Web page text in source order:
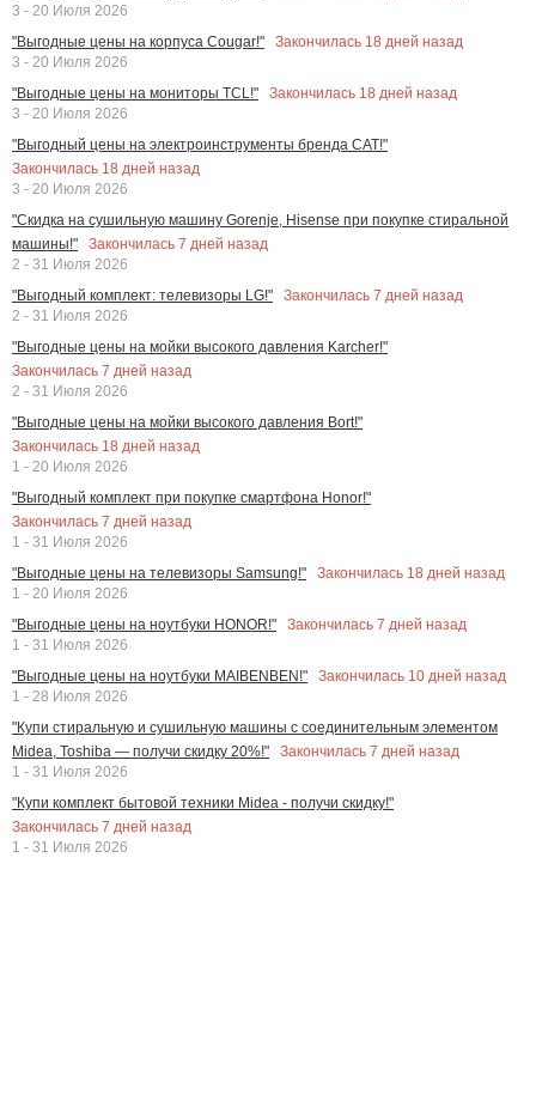
3 - 20 Июля 2026
"Выгодные цены на корпуса Cougar!"
Закончилась 18 дней назад
3 - 20 Июля 2026
"Выгодные цены на мониторы TCL!"
Закончилась 18 дней назад
3 - 20 Июля 2026
"Выгодный цены на электроинструменты бренда CAT!"
Закончилась 18 дней назад
3 - 20 Июля 2026
"Скидка на сушильную машину Gorenje, Hisense при покупке стиральной
машины!"
Закончилась 7 дней назад
2 - 31 Июля 2026
"Выгодный комплект: телевизоры LG!"
Закончилась 7 дней назад
2 - 31 Июля 2026
"Выгодные цены на мойки высокого давления Karcher!"
Закончилась 7 дней назад
2 - 31 Июля 2026
"Выгодные цены на мойки высокого давления Bort!"
Закончилась 18 дней назад
1 - 20 Июля 2026
"Выгодный комплект при покупке смартфона Honor!"
Закончилась 7 дней назад
1 - 31 Июля 2026
"Выгодные цены на телевизоры Samsung!"
Закончилась 18 дней назад
1 - 20 Июля 2026
"Выгодные цены на ноутбуки HONOR!"
Закончилась 7 дней назад
1 - 31 Июля 2026
"Выгодные цены на ноутбуки MAIBENBEN!"
Закончилась 10 дней назад
1 - 28 Июля 2026
"Купи стиральную и сушильную машины с соединительным элементом
Midea, Toshiba — получи скидку 20%!"
Закончилась 7 дней назад
1 - 31 Июля 2026
"Купи комплект бытовой техники Midea - получи скидку!"
Закончилась 7 дней назад
1 - 31 Июля 2026